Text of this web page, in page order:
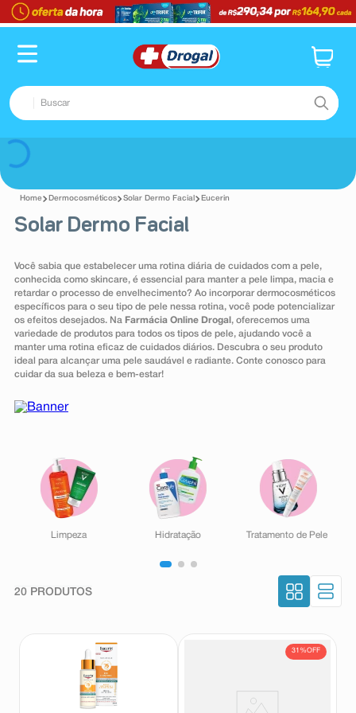
Buscar
Dermocosméticos Solar Dermo Facial Eucerin
Solar Dermo Facial
Você sabia que estabelecer uma rotina diária de cuidados com a pele,
conhecida como skincare, é essencial para manter a pele limpa, macia e
retardar o processo de envelhecimento? Ao incorporar dermocosméticos
específicos para o seu tipo de pele nessa rotina, você pode potencializar
os efeitos desejados. Na Farmácia Online Drogal , oferecemos uma
variedade de produtos para todos os tipos de pele, ajudando você a
manter uma rotina eficaz de cuidados diários. Descubra o seu produto
ideal para alcançar uma pele saudável e radiante. Conte conosco para
cuidar da sua beleza e bem-estar!
Limpeza Hidratação Tratamento de Pele
20 PRODUTOS
31%OFF
TERMOS MAIS BUSCADOS
1º fralda
2º dipirona
3
4º
5º
6º desodorante
7º esmalte
9º absorvente
10ºshampoo
TERMOS MAIS BUSCADOS
dipirona
3º lenço umedecido
4º tadalafila
5º minoxidil
6º desodorante
7º esmalte
8º teste gravidez
9º absorvente